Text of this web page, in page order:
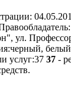
ул.
черный,
услуг:37 37 -